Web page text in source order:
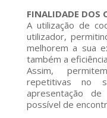
FINALIDADE DOS
A utilização de
utilizador,
melhorem a sua
também a
Assim,
repetitivas no
apresentação
possível de